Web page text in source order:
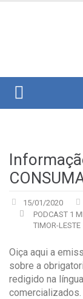
15/01/2020
PODCAST 1
TIMOR-LESTE
Oiça aqui a
sobre a
redigido na
comercializados.